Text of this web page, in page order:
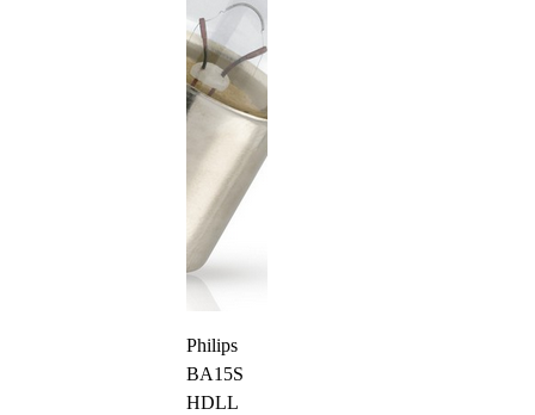
productpagina
Philips
BA15S
HDLL